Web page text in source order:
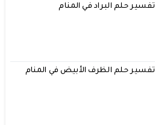
تفسير حلم البراد في المنام
تفسير حلم الظرف الأبيض في المنام